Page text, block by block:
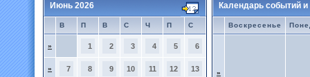
Июнь 2026
В П В С Ч П С
» 1 2 3 4 5 6
» 7 8 9 10 11 12 13
Календарь событий
Воскресенье
»